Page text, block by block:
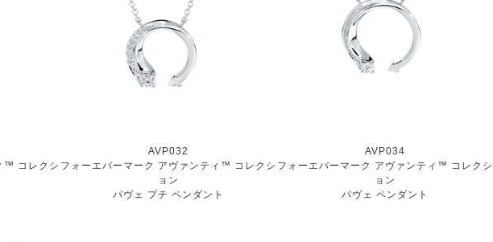
™ コレクシ
AVP032
フォーエバーマーク アヴァンティ™ コレクシ
ョン
パヴェ プチ ペンダント
AVP034
フォーエバーマーク アヴァンティ™ コレクシ
ョン
パヴェ ペンダント